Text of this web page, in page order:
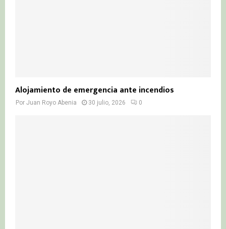
Alojamiento de emergencia ante incendios
Por Juan Royo Abenia 30 julio, 2026 0